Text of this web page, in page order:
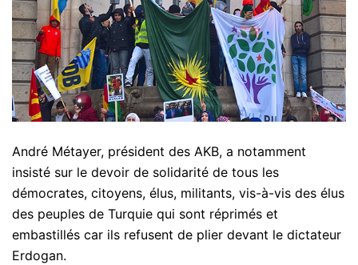
André Métayer, président des AKB, a notamment
insisté sur le devoir de solidarité de tous les
démocrates, citoyens, élus, militants, vis-à-vis des élus
des peuples de Turquie qui sont réprimés et
embastillés car ils refusent de plier devant le dictateur
Erdogan.